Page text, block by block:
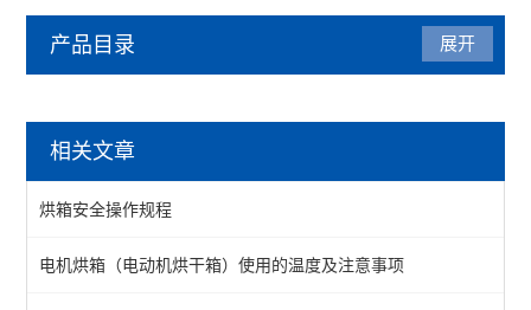
产品目录
热风循环烘箱
工业烘箱
恒温烘箱
展开
相关文章
烘箱安全操作规程
电机烘箱（电动机烘干箱）使用的温度及注意事项